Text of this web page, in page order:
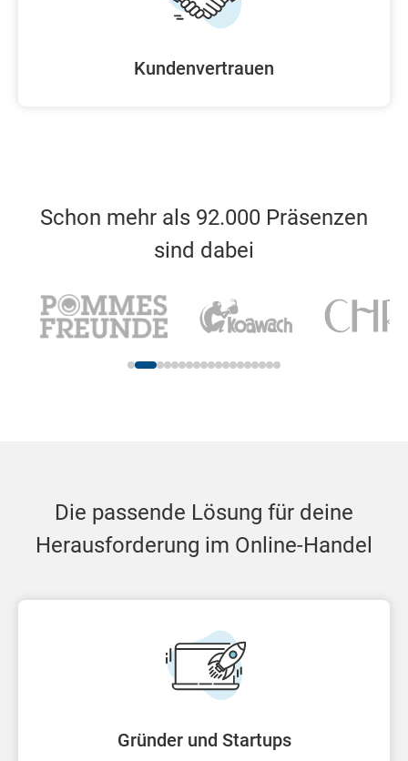
Kundenvertrauen
Schon mehr als 92.000 Präsenzen
sind dabei
Die passende Lösung für deine
Herausforderung im Online-Handel
Gründer und Startups